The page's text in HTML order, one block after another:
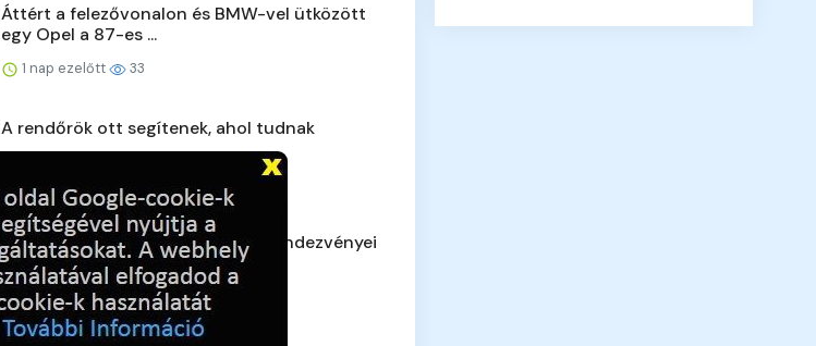
Áttért a felezővonalon és BMW-vel ütközött
egy Opel a 87-es ...
1 nap ezelőtt 33
A rendőrök ott segítenek, ahol tudnak
Veszprém vármegye augusztusi rendezvényei
2 napja ezelőtt 26